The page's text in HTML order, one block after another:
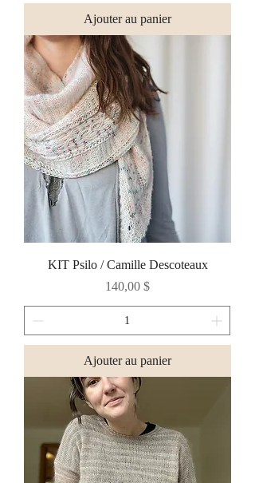
Ajouter au panier
KIT Psilo / Camille Descoteaux
Prix
140,00 $
Ajouter au panier